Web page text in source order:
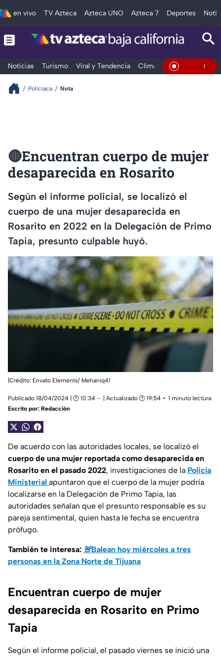
en vivo TV Azteca Azteca UNO Azteca 7 Deportes
Noticias Turismo Viral y Tendencia Clima Deportes En Vivo
Policiaca Nota
🔴Encuentran cuerpo de mujer
desaparecida en Rosarito
Según el informe policial, se localizó el
cuerpo de una mujer desaparecida en
Rosarito en 2022 en la Delegación de Primo
Tapia, presunto culpable huyó.
|Crédito: Envato Elements/ Mehaniq41
Publicado 18/04/2024 | 🕑 10:34 | Actualizado 🕑 19:54
1 minuto lectura
Escrito por: Redacción
De acuerdo con las autoridades locales, se localizó el
cuerpo de una mujer reportada como desaparecida en
Rosarito en el pasado 2022, investigaciones de la Policía
Ministerial apuntaron que el cuerpo de la mujer podría
localizarse en la Delegación de Primo Tapia, las
autoridades señalan que el presunto responsable es su
pareja sentimental, quien hasta le fecha se encuentra
prófugo.
También te interesa: 🚨Balean hoy miércoles a tres
personas en la Zona Norte de Tijuana
Encuentran cuerpo de mujer
desaparecida en Rosarito en Primo
Tapia
Según el informe policial, el pasado viernes se inició una